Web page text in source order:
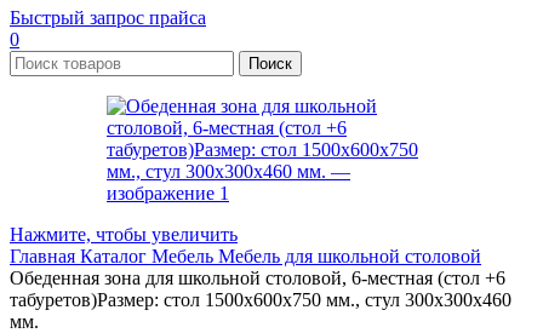
Быстрый запрос прайса
0
Поиск
Нажмите, чтобы увеличить
Главная Каталог Мебель Мебель для школьной столовой
Обеденная зона для школьной столовой, 6-местная (стол +6
табуретов)Размер: стол 1500х600х750 мм., стул 300х300х460
мм.